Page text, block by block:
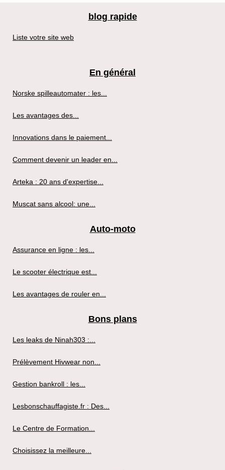
blog rapide
Liste votre site web
En général
Norske spilleautomater : les...
Les avantages des...
Innovations dans le paiement...
Comment devenir un leader en...
Arteka : 20 ans d'expertise...
Muscat sans alcool: une...
Auto-moto
Assurance en ligne : les...
Le scooter électrique est...
Les avantages de rouler en...
Bons plans
Les leaks de Ninah303 :...
Prélèvement Hivwear non...
Gestion bankroll : les...
Lesbonschauffagiste.fr : Des...
Le Centre de Formation...
Choisissez la meilleure...